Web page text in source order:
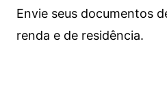
Envie seus documentos
renda e de residência.